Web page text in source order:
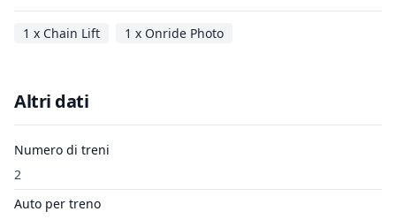
1 x Chain Lift 1 x Onride Photo
Altri dati
Numero di treni
2
Auto per treno